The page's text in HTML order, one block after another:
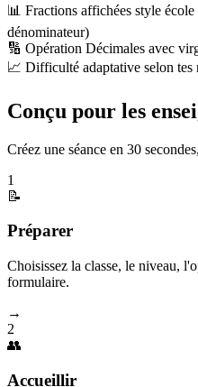
📊 Fractions affichées style
dénominateur)
🔢 Opération Décimales avec
📈 Difficulté adaptative selon tes
Conçu pour les
Créez une séance en 30
1
📝
Préparer
Choisissez la classe, le niveau,
formulaire.
→
2
👥
Accueillir